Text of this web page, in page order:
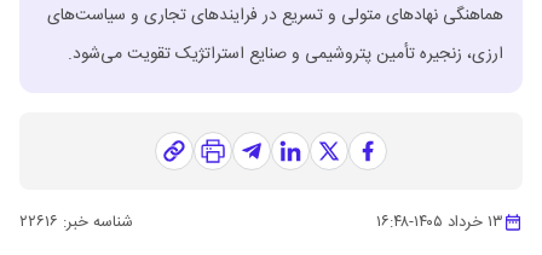
هماهنگی نهادهای متولی و تسریع در فرایندهای تجاری و سیاست‌های
ارزی، زنجیره تأمین پتروشیمی و صنایع استراتژیک تقویت می‌شود.
۱۳ خرداد ۱۴۰۵ -۱۶:۴۸ شناسه خبر: ۲۲۶۱۶